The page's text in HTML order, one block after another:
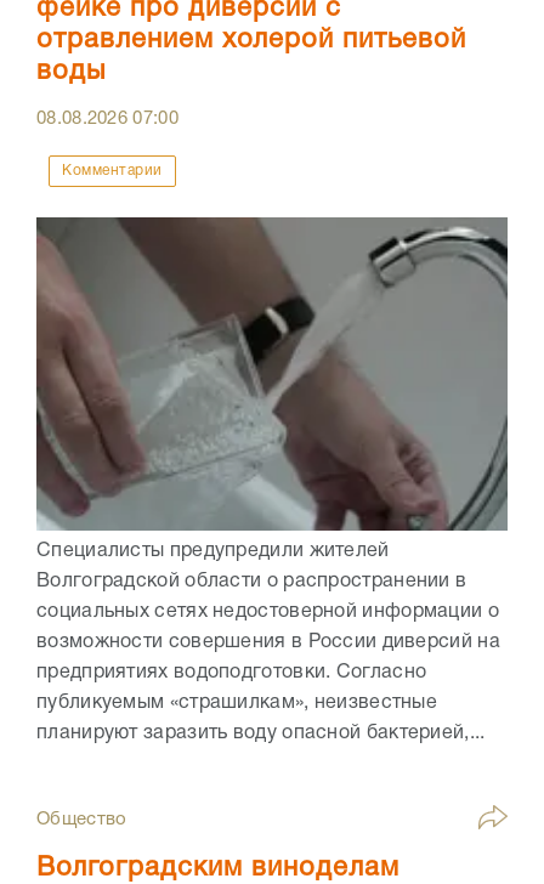
фейке про диверсии с
отравлением холерой питьевой
воды
08.08.202607:00
Комментарии
Специалисты предупредили жителей
Волгоградской области о распространении в
социальных сетях недостоверной информации о
возможности совершения в России диверсий на
предприятиях водоподготовки. Согласно
публикуемым «страшилкам», неизвестные
планируют заразить воду опасной бактерией,...
Общество
Волгоградским виноделам